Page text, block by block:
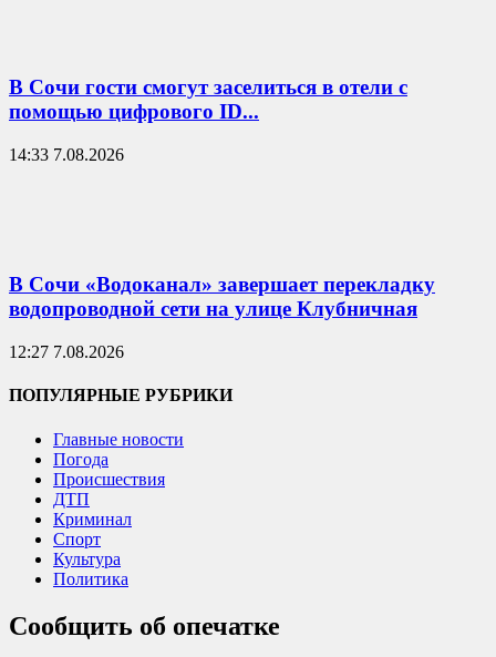
В Сочи гости смогут заселиться в отели с
помощью цифрового ID...
14:33 7.08.2026
В Сочи «Водоканал» завершает перекладку
водопроводной сети на улице Клубничная
12:27 7.08.2026
ПОПУЛЯРНЫЕ РУБРИКИ
Главные новости
Погода
Происшествия
ДТП
Криминал
Спорт
Культура
Политика
Сообщить об опечатке